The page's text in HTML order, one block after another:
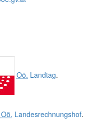
Oö. Landtag.
Oö. Landesrechnungshof.